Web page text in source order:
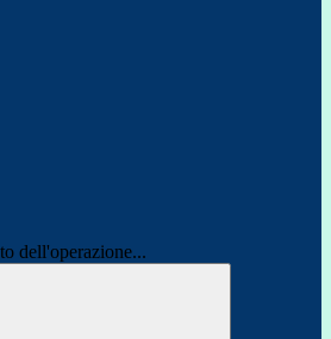
dell'operazione...